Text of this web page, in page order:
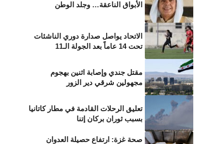
الأبواق الناعقة… وجلد الوطن
الاتحاد يواصل صدارة دوري الناشئات
تحت 14 عاماً بعد الجولة الـ11
مقتل جندي وإصابة اثنين بهجوم
مجهولين شرقي دير الزور
تعليق الرحلات القادمة في مطار كاتانيا
بسبب ثوران بركان إتنا
صحة غزة: ارتفاع حصيلة العدوان